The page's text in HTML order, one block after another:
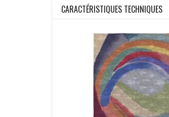
CARACTÉRISTIQUES TECHNIQUES